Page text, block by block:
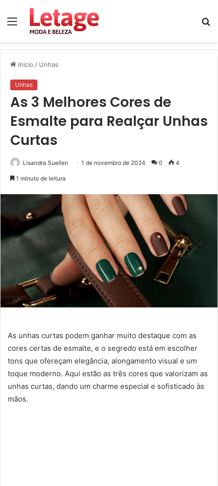
Menu
Início / Unhas
Unhas
As 3 Melhores Cores de
Esmalte para Realçar Unhas
Curtas
Lisandra Suellen 1 de novembro de 2024 0 4
1 minuto de leitura
As unhas curtas podem ganhar muito destaque com as
cores certas de esmalte, e o segredo está em escolher
tons que ofereçam elegância, alongamento visual e um
toque moderno. Aqui estão as três cores que valorizam as
unhas curtas, dando um charme especial e sofisticado às
mãos.